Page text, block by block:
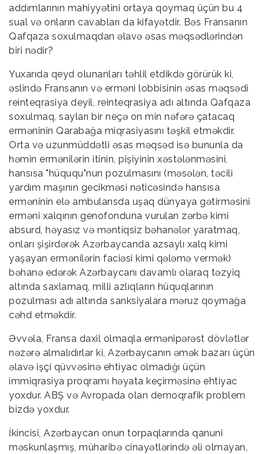
addımlarının mahiyyətini ortaya qoymaq üçün bu 4
sual və onların cavabları da kifayətdir. Bəs Fransanın
Qafqaza soxulmaqdan əlavə əsas məqsədlərindən
biri nədir?
Yuxarıda qeyd olunanları təhlil etdikdə görürük ki,
əslində Fransanın və erməni lobbisinin əsas məqsədi
reinteqrasiya deyil, reinteqrasiya adı altında Qafqaza
soxulmaq, sayları bir neçə on min nəfərə çatacaq
erməninin Qarabağa miqrasiyasını təşkil etməkdir.
Orta və uzunmüddətli əsas məqsəd isə bununla da
həmin ermənilərin itinin, pişiyinin xəstələnməsini,
hansısa "hüququ"nun pozulmasını (məsələn, təcili
yardım maşının gecikməsi nəticəsində hansısa
erməninin elə ambulansda uşaq dünyaya gətirməsini
erməni xalqının genofonduna vurulan zərbə kimi
absurd, həyasız və məntiqsiz bəhanələr yaratmaq,
onları şişirdərək Azərbaycanda azsaylı xalq kimi
yaşayan ermənilərin faciəsi kimi qələmə vermək)
bəhanə edərək Azərbaycanı davamlı olaraq təzyiq
altında saxlamaq, milli azlıqların hüquqlarının
pozulması adı altında sanksiyalara məruz qoymağa
cəhd etməkdir.
Əvvəla, Fransa daxil olmaqla ermənipərəst dövlətlər
nəzərə almalıdırlar ki, Azərbaycanın əmək bazarı üçün
əlavə işçi qüvvəsinə ehtiyac olmadığı üçün
immiqrasiya proqramı həyata keçirməsinə ehtiyac
yoxdur. ABŞ və Avropada olan demoqrafik problem
bizdə yoxdur.
İkincisi, Azərbaycan onun torpaqlarında qanuni
məskunlaşmış, müharibə cinayətlərində əli olmayan,